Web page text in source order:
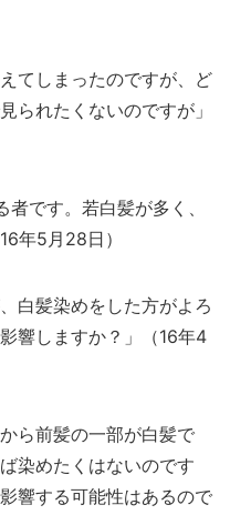
てしまったのですが、ど
れたくないのですが」
者です。若白髪が多く、
年5月28日）
白髪染めをした方がよろ
響しますか？」（16年4
ら前髪の一部が白髪で
染めたくはないのです
響する可能性はあるので